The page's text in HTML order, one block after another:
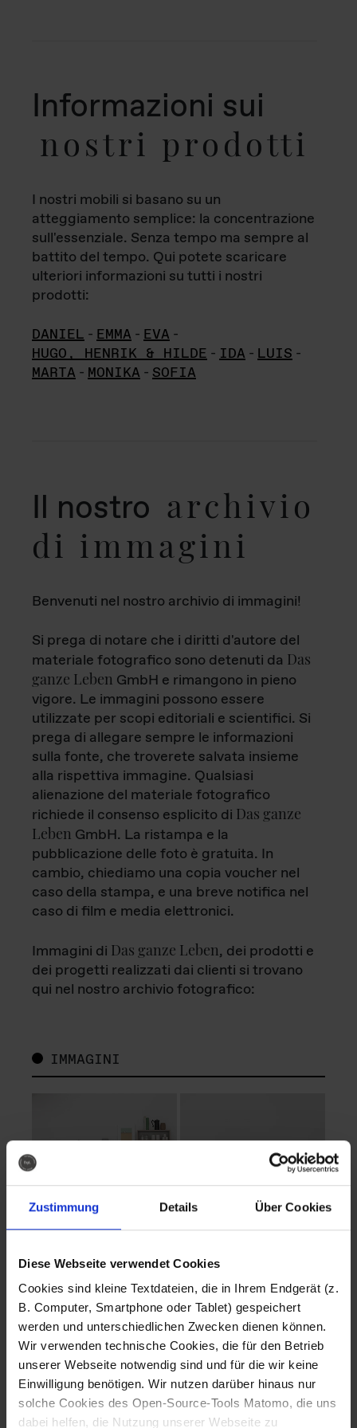
Zustimmung Details Über Cookies
Diese Webseite verwendet Cookies
Cookies sind kleine Textdateien, die in Ihrem Endgerät (z.
B. Computer, Smartphone oder Tablet) gespeichert
werden und unterschiedlichen Zwecken dienen können.
Wir verwenden technische Cookies, die für den Betrieb
unserer Webseite notwendig sind und für die wir keine
Einwilligung benötigen. Wir nutzen darüber hinaus nur
solche Cookies des Open-Source-Tools Matomo, die uns
dabei helfen, die Nutzung unserer Webseite zu
Informazioni sui
nostri prodotti
I nostri mobili si basano su un
atteggiamento semplice: la concentrazione
sull'essenziale. Senza tempo ma sempre al
battito del tempo. Qui potete scaricare
ulteriori informazioni su tutti i nostri
prodotti:
DANIEL - EMMA - EVA -
HUGO, HENRIK & HILDE - IDA - LUIS -
MARTA - MONIKA - SOFIA
Il nostro archivio
di immagini
Benvenuti nel nostro archivio di immagini!
Si prega di notare che i diritti d'autore del
materiale fotografico sono detenuti da Das
ganze Leben GmbH e rimangono in pieno
vigore. Le immagini possono essere
utilizzate per scopi editoriali e scientifici. Si
prega di allegare sempre le informazioni
sulla fonte, che troverete salvata insieme
alla rispettiva immagine. Qualsiasi
alienazione del materiale fotografico
richiede il consenso esplicito di Das ganze
Leben GmbH. La ristampa e la
pubblicazione delle foto è gratuita. In
cambio, chiediamo una copia voucher nel
caso della stampa, e una breve notifica nel
caso di film e media elettronici.
Immagini di Das ganze Leben, dei prodotti e
dei progetti realizzati dai clienti si trovano
qui nel nostro archivio fotografico:
IMMAGINI
Fotografo: Lorenz
Sternbach
Download
Fotografo: Lorenz
Sternbach
Download